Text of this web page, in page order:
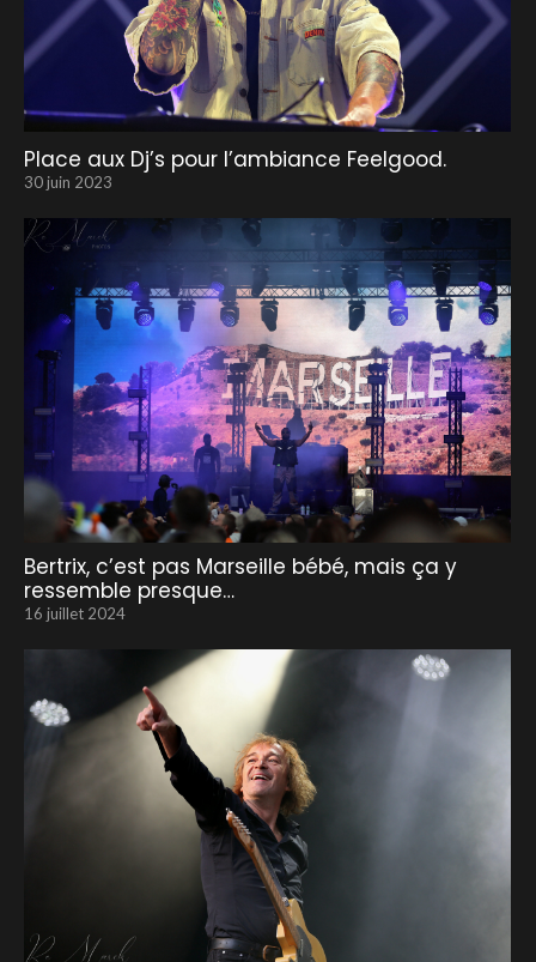
Place aux Dj’s pour l’ambiance Feelgood.
30 juin 2023
Bertrix, c’est pas Marseille bébé, mais ça y
ressemble presque…
16 juillet 2024